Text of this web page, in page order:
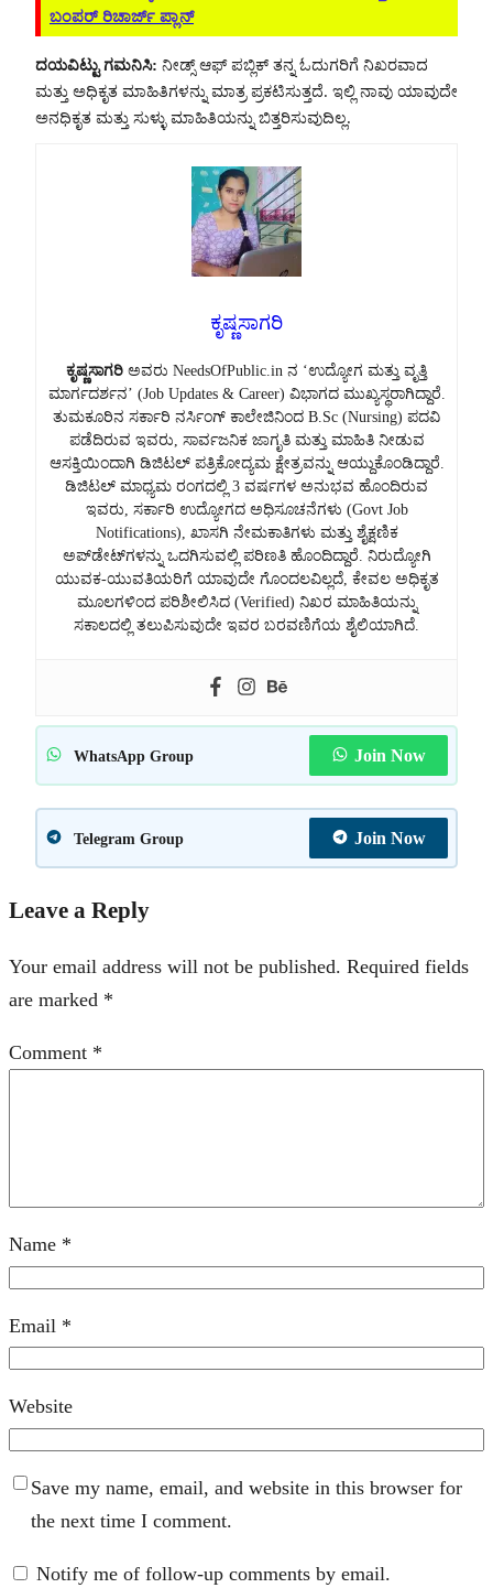
ಬಂಪರ್ ರಿಚಾರ್ಜ್ ಪ್ಲಾನ್
ದಯವಿಟ್ಟು ಗಮನಿಸಿ: ನೀಡ್ಸ್ ಆಫ್ ಪಬ್ಲಿಕ್ ತನ್ನ ಓದುಗರಿಗೆ ನಿಖರವಾದ
ಮತ್ತು ಅಧಿಕೃತ ಮಾಹಿತಿಗಳನ್ನು ಮಾತ್ರ ಪ್ರಕಟಿಸುತ್ತದೆ. ಇಲ್ಲಿ ನಾವು ಯಾವುದೇ
ಅನಧಿಕೃತ ಮತ್ತು ಸುಳ್ಳು ಮಾಹಿತಿಯನ್ನು ಬಿತ್ತರಿಸುವುದಿಲ್ಲ.
ಕೃಷ್ಣಸಾಗರಿ
ಕೃಷ್ಣಸಾಗರಿ ಅವರು NeedsOfPublic.in ನ ‘ಉದ್ಯೋಗ ಮತ್ತು ವೃತ್ತಿ
ಮಾರ್ಗದರ್ಶನ’ (Job Updates & Career) ವಿಭಾಗದ ಮುಖ್ಯಸ್ಥರಾಗಿದ್ದಾರೆ.
ತುಮಕೂರಿನ ಸರ್ಕಾರಿ ನರ್ಸಿಂಗ್ ಕಾಲೇಜಿನಿಂದ B.Sc (Nursing) ಪದವಿ
ಪಡೆದಿರುವ ಇವರು, ಸಾರ್ವಜನಿಕ ಜಾಗೃತಿ ಮತ್ತು ಮಾಹಿತಿ ನೀಡುವ
ಆಸಕ್ತಿಯಿಂದಾಗಿ ಡಿಜಿಟಲ್ ಪತ್ರಿಕೋದ್ಯಮ ಕ್ಷೇತ್ರವನ್ನು ಆಯ್ದುಕೊಂಡಿದ್ದಾರೆ.
ಡಿಜಿಟಲ್ ಮಾಧ್ಯಮ ರಂಗದಲ್ಲಿ 3 ವರ್ಷಗಳ ಅನುಭವ ಹೊಂದಿರುವ
ಇವರು, ಸರ್ಕಾರಿ ಉದ್ಯೋಗದ ಅಧಿಸೂಚನೆಗಳು (Govt Job
Notifications), ಖಾಸಗಿ ನೇಮಕಾತಿಗಳು ಮತ್ತು ಶೈಕ್ಷಣಿಕ
ಅಪ್‌ಡೇಟ್‌ಗಳನ್ನು ಒದಗಿಸುವಲ್ಲಿ ಪರಿಣತಿ ಹೊಂದಿದ್ದಾರೆ. ನಿರುದ್ಯೋಗಿ
ಯುವಕ-ಯುವತಿಯರಿಗೆ ಯಾವುದೇ ಗೊಂದಲವಿಲ್ಲದೆ, ಕೇವಲ ಅಧಿಕೃತ
ಮೂಲಗಳಿಂದ ಪರಿಶೀಲಿಸಿದ (Verified) ನಿಖರ ಮಾಹಿತಿಯನ್ನು
ಸಕಾಲದಲ್ಲಿ ತಲುಪಿಸುವುದೇ ಇವರ ಬರವಣಿಗೆಯ ಶೈಲಿಯಾಗಿದೆ.
WhatsApp Group Join Now
Telegram Group Join Now
Leave a Reply
Your email address will not be published. Required fields
are marked *
Comment *
Name *
Email *
Website
Save my name, email, and website in this browser for
the next time I comment.
Notify me of follow-up comments by email.